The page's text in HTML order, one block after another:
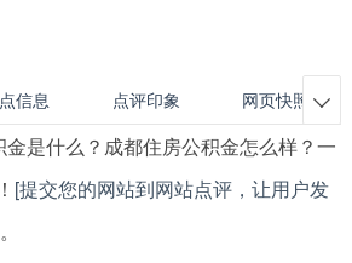
信息 点评印象 网页快照 
金是什么？成都住房公积金怎么样？一
[提交您的网站到网站点评，让用户发
。